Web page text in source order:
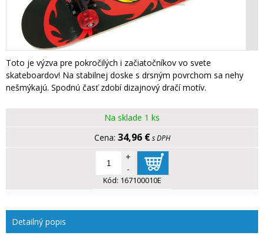
Toto je výzva pre pokročilých i začiatočníkov vo svete
skateboardov! Na stabilnej doske s drsným povrchom sa nehy
nešmýkajú. Spodnú časť zdobí dizajnový dračí motív.
Na sklade 1 ks
34,96 € s DPH
+
-
Kód: 167100010E
Detailný popis